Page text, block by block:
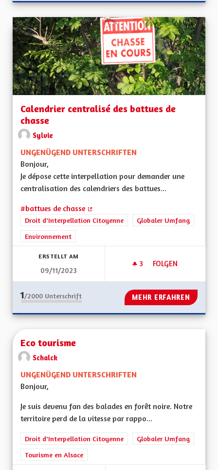
Calendrier centralisé des battues de
chasse
Sylvie
UNGENÜGEND UNTERSCHRIFTEN
Bonjour,
Je dépose cette interpellation pour demander une
centralisation des calendriers des battues...
#battues de chasse
(Externer Link)
Droit d'Interpellation Citoyenne
Globaler Umfang
Environnement
ERSTELLT AM
09/11/2023
3 3 FOLLOWER
FOLGEN
CALENDRIER
1/2000 Unterschrift MEHR ERFAHREN
Eco tourisme
Schalck
UNGENÜGEND UNTERSCHRIFTEN
Bonjour,
Je suis devenu fan des balades en forêt noire. Notre
territoire perd de la vitesse par rappo...
Droit d'Interpellation Citoyenne
Globaler Umfang
Tourisme en Alsace